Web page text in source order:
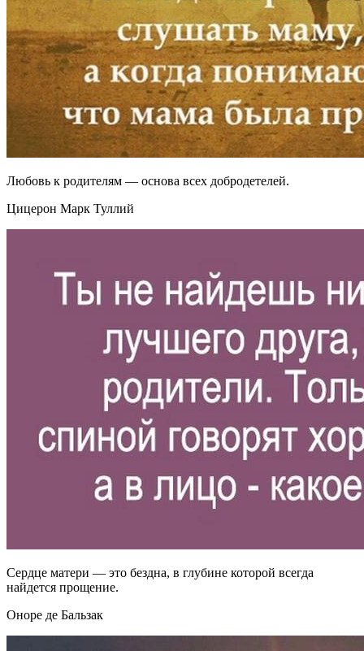
Любовь к родителям — основа всех добродетелей.
Цицерон Марк Туллий
Сердце матери — это бездна, в глубине которой всегда
найдется прощение.
Оноре де Бальзак